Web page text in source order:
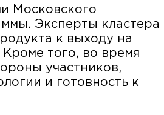
Московского
Эксперты кластера
к выходу на
того, во время
участников,
и готовность к